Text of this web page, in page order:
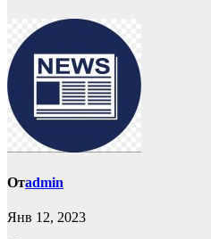
Отadmin
Янв 12, 2023